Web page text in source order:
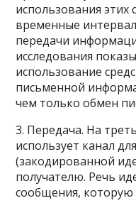
использования этих
временные
передачи
исследования
использование
письменной
чем только обмен
3. Передача. На
использует канал
(закодированной
получателю. Речь
сообщения,